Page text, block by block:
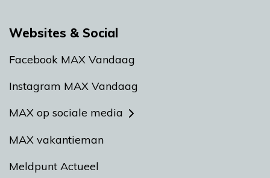
Websites & Social
Facebook MAX Vandaag
Instagram MAX Vandaag
MAX op sociale media
MAX vakantieman
Meldpunt Actueel